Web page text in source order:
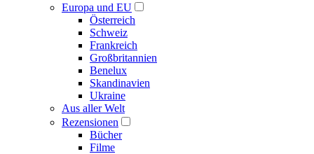
Europa und EU
Österreich
Schweiz
Frankreich
Großbritannien
Benelux
Skandinavien
Ukraine
Aus aller Welt
Rezensionen
Bücher
Filme